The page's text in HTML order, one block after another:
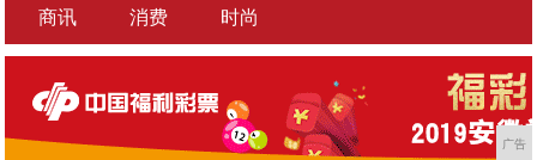
商讯 消费 时尚
广告